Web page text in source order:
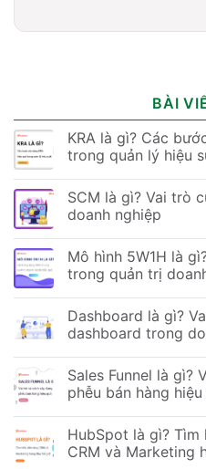
BÀI
KRA là gì? Các
trong quản lý hiệu
SCM là gì? Vai trò
doanh nghiệp
Mô hình 5W1H là
trong quản trị
Dashboard là gì?
dashboard trong
Sales Funnel là gì?
phễu bán hàng hiệu
HubSpot là gì? Tìm
CRM và Marketing